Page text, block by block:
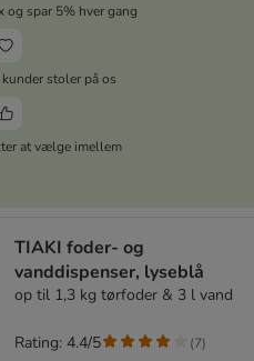
og spar 5% hver gang
stoler på os
at vælge imellem
TIAKI foder- og
vanddispenser, lyseblå
op til 1,3 kg tørfoder & 3 l vand
Rating: 4.4/5 (7)